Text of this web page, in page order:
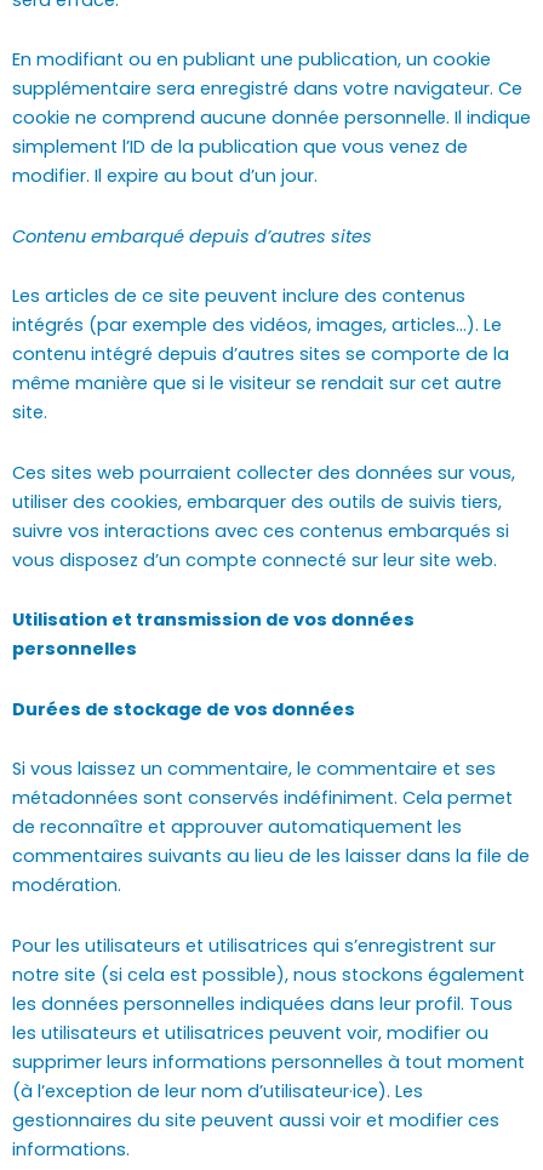
En modifiant ou en publiant une publication, un cookie
supplémentaire sera enregistré dans votre navigateur. Ce
cookie ne comprend aucune donnée personnelle. Il indique
simplement l’ID de la publication que vous venez de
modifier. Il expire au bout d’un jour.
Contenu embarqué depuis d’autres sites
Les articles de ce site peuvent inclure des contenus
intégrés (par exemple des vidéos, images, articles…). Le
contenu intégré depuis d’autres sites se comporte de la
même manière que si le visiteur se rendait sur cet autre
site.
Ces sites web pourraient collecter des données sur vous,
utiliser des cookies, embarquer des outils de suivis tiers,
suivre vos interactions avec ces contenus embarqués si
vous disposez d’un compte connecté sur leur site web.
Utilisation et transmission de vos données
personnelles
Durées de stockage de vos données
Si vous laissez un commentaire, le commentaire et ses
métadonnées sont conservés indéfiniment. Cela permet
de reconnaître et approuver automatiquement les
commentaires suivants au lieu de les laisser dans la file de
modération.
Pour les utilisateurs et utilisatrices qui s’enregistrent sur
notre site (si cela est possible), nous stockons également
les données personnelles indiquées dans leur profil. Tous
les utilisateurs et utilisatrices peuvent voir, modifier ou
supprimer leurs informations personnelles à tout moment
(à l’exception de leur nom d’utilisateur·ice). Les
gestionnaires du site peuvent aussi voir et modifier ces
informations.